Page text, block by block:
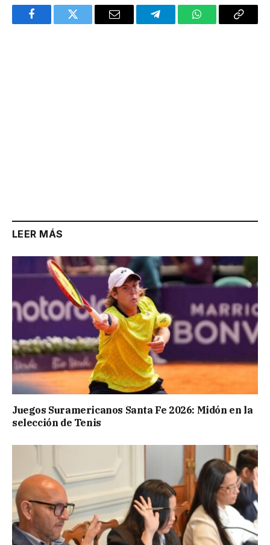
FacebookTwitter Email TelegramWhatsAppCopy
LEER MÁS
Juegos Suramericanos Santa Fe 2026: Midón en la
selección de Tenis